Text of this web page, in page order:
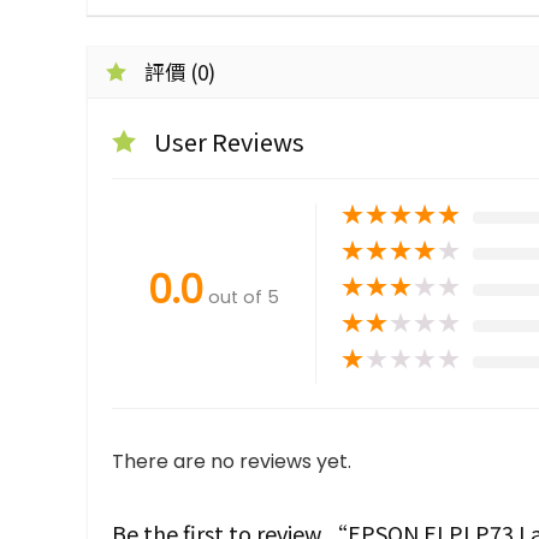
評價 (0)
User Reviews
0.0 out of 5
★★★★★
★★★★★
★★★★★
★★★★★
★★★★★
There are no reviews yet.
Be the first to review “EPSON ELPLP73